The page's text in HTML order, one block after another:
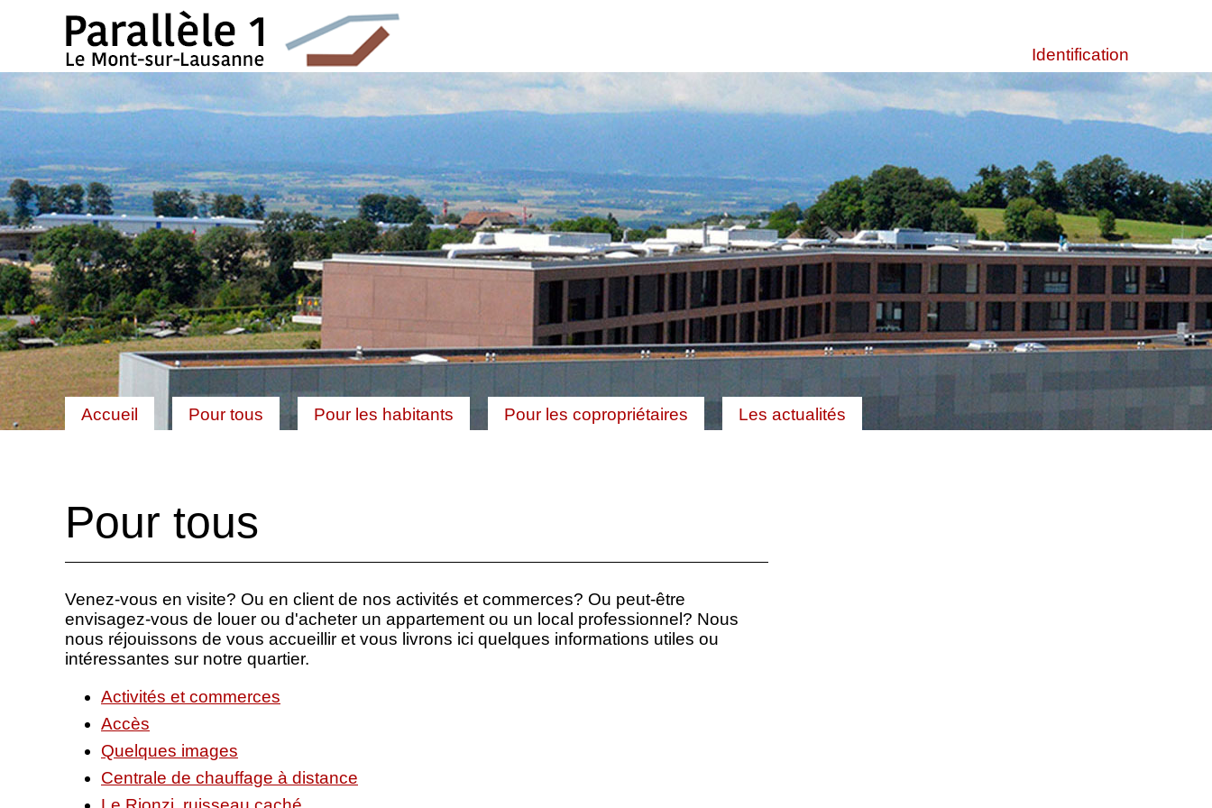
Identification
Accueil Pour tous Pour les habitants Pour les copropriétaires Les actualités
Pour tous
Venez-vous en visite? Ou en client de nos activités et commerces? Ou peut-être
envisagez-vous de louer ou d'acheter un appartement ou un local professionnel? Nous
nous réjouissons de vous accueillir et vous livrons ici quelques informations utiles ou
intéressantes sur notre quartier.
Activités et commerces
Accès
Quelques images
Centrale de chauffage à distance